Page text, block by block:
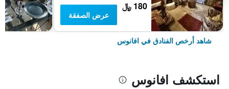
180 ﷼
عرض الصفقة
شاهد أرخص الفنادق في افانوس
استكشف افانوس